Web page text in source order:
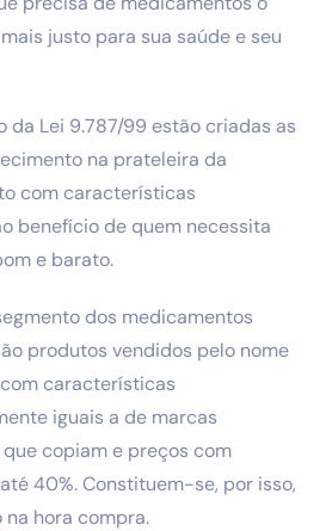
justo para sua saúde e seu
da Lei 9.787/99 estão criadas as
na prateleira da
com características
benefício de quem necessita
e barato.
dos medicamentos
produtos vendidos pelo nome
características
iguais a de marcas
copiam e preços com
40%. Constituem-se, por isso,
hora compra.